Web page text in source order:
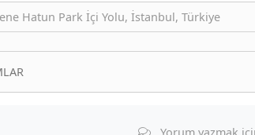
Hatun Park İçi Yolu, İstanbul, Türkiye
Yorum yazmak